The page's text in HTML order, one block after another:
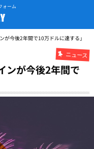
ォーム
が今後2年間で10万ドルに達する」
ニュース
ンが今後2年間で